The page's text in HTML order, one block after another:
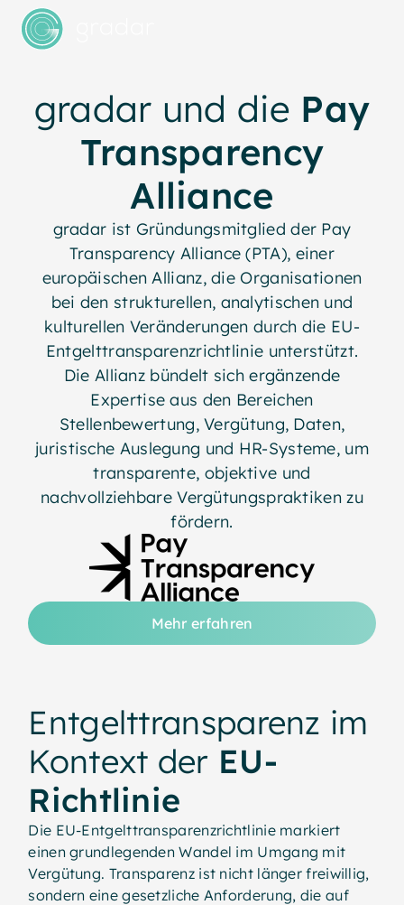
gradar und die Pay
Transparency
Alliance
gradar ist Gründungsmitglied der Pay
Transparency Alliance (PTA), einer
europäischen Allianz, die Organisationen
bei den strukturellen, analytischen und
kulturellen Veränderungen durch die EU-
Entgelttransparenzrichtlinie unterstützt.
Die Allianz bündelt sich ergänzende
Expertise aus den Bereichen
Stellenbewertung, Vergütung, Daten,
juristische Auslegung und HR-Systeme, um
transparente, objektive und
nachvollziehbare Vergütungspraktiken zu
fördern.
Mehr erfahren
Entgelttransparenz im
Kontext derEU-
Richtlinie
Die EU-Entgelttransparenzrichtlinie markiert
einen grundlegenden Wandel im Umgang mit
Vergütung. Transparenz ist nicht länger freiwillig,
sondern eine gesetzliche Anforderung, die auf